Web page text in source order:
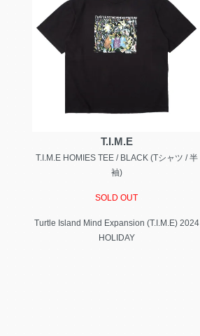
T.I.M.E
T.I.M.E HOMIES TEE / BLACK (Tシャツ / 半
袖)
SOLD OUT
Turtle Island Mind Expansion (T.I.M.E) 2024
HOLIDAY